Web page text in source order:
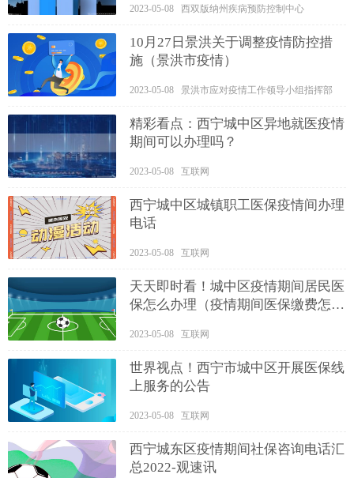
2023-05-08 西双版纳州疾病预防控制中心
10月27日景洪关于调整疫情防控措
施（景洪市疫情）
2023-05-08 景洪市应对疫情工作领导小组指挥部
精彩看点：西宁城中区异地就医疫情
期间可以办理吗？
2023-05-08 互联网
西宁城中区城镇职工医保疫情间办理
电话
2023-05-08 互联网
天天即时看！城中区疫情期间居民医
保怎么办理（疫情期间医保缴费怎么
2023-05-08 互联网
世界视点！西宁市城中区开展医保线
上服务的公告
2023-05-08 互联网
西宁城东区疫情期间社保咨询电话汇
总2022-观速讯